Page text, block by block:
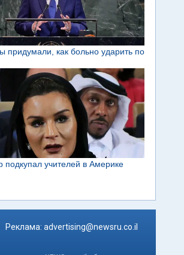
Реклама: advertising@newsru.co.il